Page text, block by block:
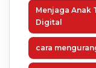
Menjaga Anak
Digital
cara